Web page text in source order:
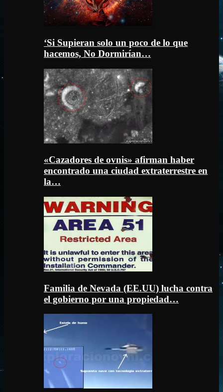
‘Si Supieran solo un poco de lo que
hacemos, No Dormirían…
«Cazadores de ovnis» afirman haber
encontrado una ciudad extraterrestre en
la…
Familia de Nevada (EE.UU) lucha contra
el gobierno por una propiedad…